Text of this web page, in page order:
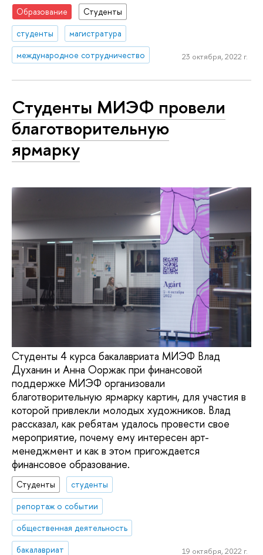
Образование
Студенты
студенты
магистратура
международное сотрудничество
23 октября, 2022 г.
Студенты МИЭФ провели
благотворительную
ярмарку
Студенты 4 курса бакалавриата МИЭФ Влад
Духанин и Анна Ооржак при финансовой
поддержке МИЭФ организовали
благотворительную ярмарку картин, для участия в
которой привлекли молодых художников. Влад
рассказал, как ребятам удалось провести свое
мероприятие, почему ему интересен арт-
менеджмент и как в этом пригождается
финансовое образование.
Студенты
студенты
репортаж о событии
общественная деятельность
бакалавриат
19 октября, 2022 г.